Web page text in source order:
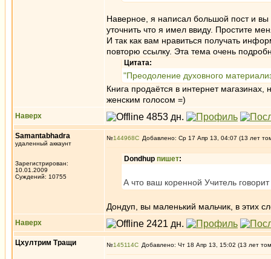
Наверное, я написал большой пост и вы
уточнить что я имел ввиду. Простите
И так как вам нравиться получать
повторю ссылку. Эта тема очень
Цитата:
"Преодоление духовного
Книга продаётся в интернет
женским голосом =)
Наверх
Samantabhadra
удаленный аккаунт
Зарегистрирован:
10.01.2009
Суждений: 10755
№144968 Добавлено: Ср 17 Апр 13, 04:07 (13 лет
Dondhup пишет:
А что ваш коренной Учитель
Дондуп, вы маленький мальчик, в этих
Наверх
Цхултрим Тращи №145114 Добавлено: Чт 18 Апр 13, 15:02 (13 лет